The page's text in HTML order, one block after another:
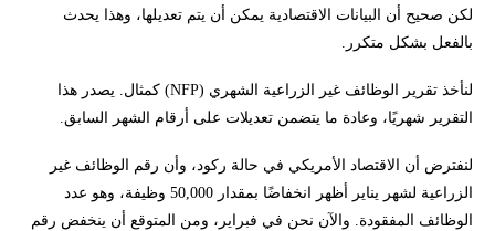
لكن صحيح أن البيانات الاقتصادية يمكن أن يتم تعديلها، وهذا يحدث
بالفعل بشكل متكرر.
لنأخذ تقرير الوظائف غير الزراعية الشهري (NFP) كمثال. يصدر هذا
التقرير شهريًا، وعادة ما يتضمن تعديلات على أرقام الشهر السابق.
لنفترض أن الاقتصاد الأمريكي في حالة ركود، وأن رقم الوظائف غير
الزراعية لشهر يناير أظهر انخفاضًا بمقدار 50,000 وظيفة، وهو عدد
الوظائف المفقودة. والآن نحن في فبراير، ومن المتوقع أن ينخفض رقم